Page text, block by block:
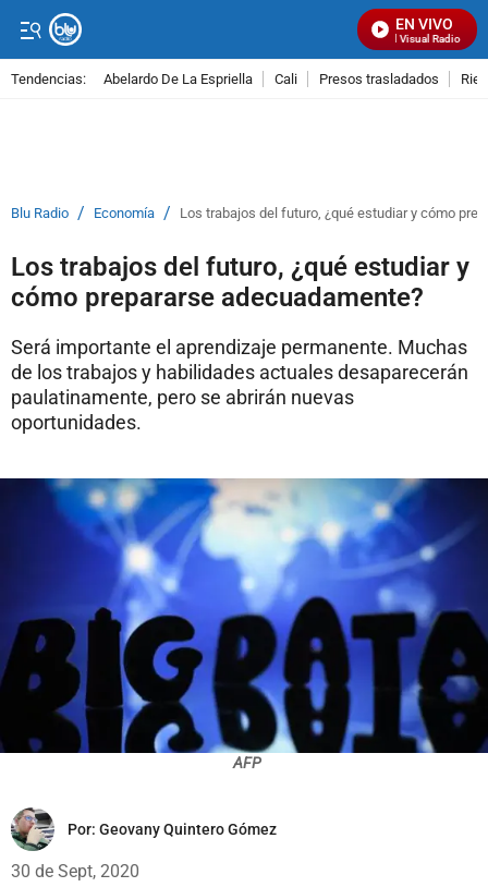
EN VIVO
Señal Visual Radio
Tendencias: Abelardo De La Espriella Cali Presos trasladados
Blu Radio / Economía / Los trabajos del futuro, ¿qué estudiar y cómo
Los trabajos del futuro, ¿qué estudiar y
cómo prepararse adecuadamente?
Será importante el aprendizaje permanente. Muchas
de los trabajos y habilidades actuales desaparecerán
paulatinamente, pero se abrirán nuevas
oportunidades.
AFP
Por: Geovany Quintero Gómez
30 de Sept, 2020